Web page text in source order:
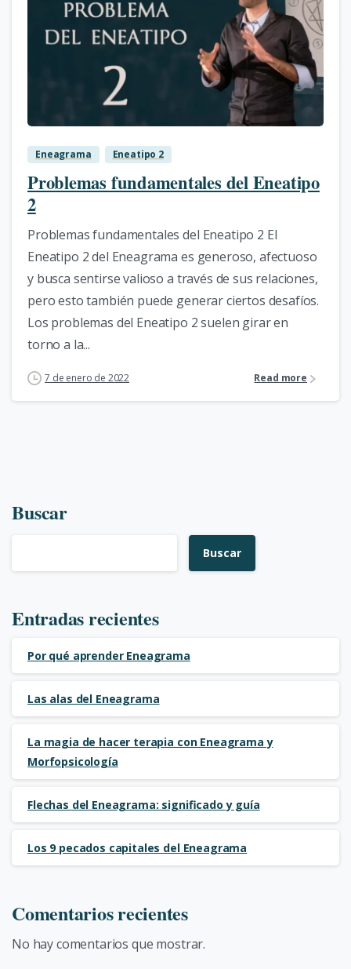
2
Eneagrama Eneatipo 2
Problemas fundamentales del Eneatipo
2
Problemas fundamentales del Eneatipo 2 El
Eneatipo 2 del Eneagrama es generoso, afectuoso
y busca sentirse valioso a través de sus relaciones,
pero esto también puede generar ciertos desafíos.
Los problemas del Eneatipo 2 suelen girar en
torno a la...
7 de enero de 2022 Read more
Buscar
Buscar
Entradas recientes
Por qué aprender Eneagrama
Las alas del Eneagrama
La magia de hacer terapia con Eneagrama y
Morfopsicología
Flechas del Eneagrama: significado y guía
Los 9 pecados capitales del Eneagrama
Comentarios recientes
No hay comentarios que mostrar.